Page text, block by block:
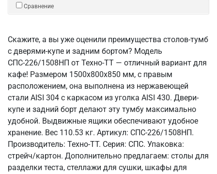
Сравнение
Скажите, а вы уже оценили преимущества столов-тумб
с дверями-купе и задним бортом? Модель
СПС-226/1508НП от Техно-ТТ — отличный вариант для
кафе! Размером 1500x800x850 мм, с правым
расположением, она выполнена из нержавеющей
стали AISI 304 с каркасом из уголка AISI 430. Двери-
купе и задний борт делают эту тумбу максимально
удобной. Выдвижные ящики обеспечивают удобное
хранение. Вес 110.53 кг. Артикул: СПС-226/1508НП.
Производитель: Техно-ТТ. Серия: СПС. Упаковка:
стрейч/картон. Дополнительно предлагаем: столы для
разделки теста, стеллажи для сушки, шкафы для